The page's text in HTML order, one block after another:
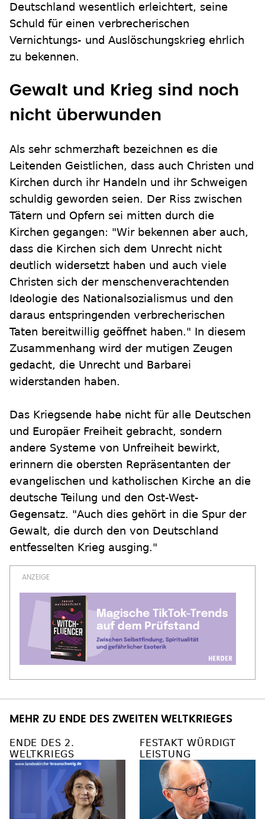
Deutschland wesentlich erleichtert, seine
Schuld für einen verbrecherischen
Vernichtungs- und Auslöschungskrieg ehrlich
zu bekennen.
Gewalt und Krieg sind noch
nicht überwunden
Als sehr schmerzhaft bezeichnen es die
Leitenden Geistlichen, dass auch Christen und
Kirchen durch ihr Handeln und ihr Schweigen
schuldig geworden seien. Der Riss zwischen
Tätern und Opfern sei mitten durch die
Kirchen gegangen: "Wir bekennen aber auch,
dass die Kirchen sich dem Unrecht nicht
deutlich widersetzt haben und auch viele
Christen sich der menschenverachtenden
Ideologie des Nationalsozialismus und den
daraus entspringenden verbrecherischen
Taten bereitwillig geöffnet haben." In diesem
Zusammenhang wird der mutigen Zeugen
gedacht, die Unrecht und Barbarei
widerstanden haben.
Das Kriegsende habe nicht für alle Deutschen
und Europäer Freiheit gebracht, sondern
andere Systeme von Unfreiheit bewirkt,
erinnern die obersten Repräsentanten der
evangelischen und katholischen Kirche an die
deutsche Teilung und den Ost-West-
Gegensatz. "Auch dies gehört in die Spur der
Gewalt, die durch den von Deutschland
entfesselten Krieg ausging."
MEHR ZU ENDE DES ZWEITEN WELTKRIEGES
ENDE DES 2.
WELTKRIEGS
FESTAKT WÜRDIGT
LEISTUNG